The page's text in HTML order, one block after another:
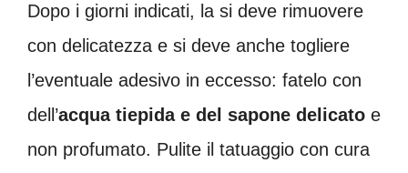
Dopo i giorni indicati, la si deve rimuovere
con delicatezza e si deve anche togliere
l’eventuale adesivo in eccesso: fatelo con
dell’acqua tiepida e del sapone delicato e
non profumato. Pulite il tatuaggio con cura